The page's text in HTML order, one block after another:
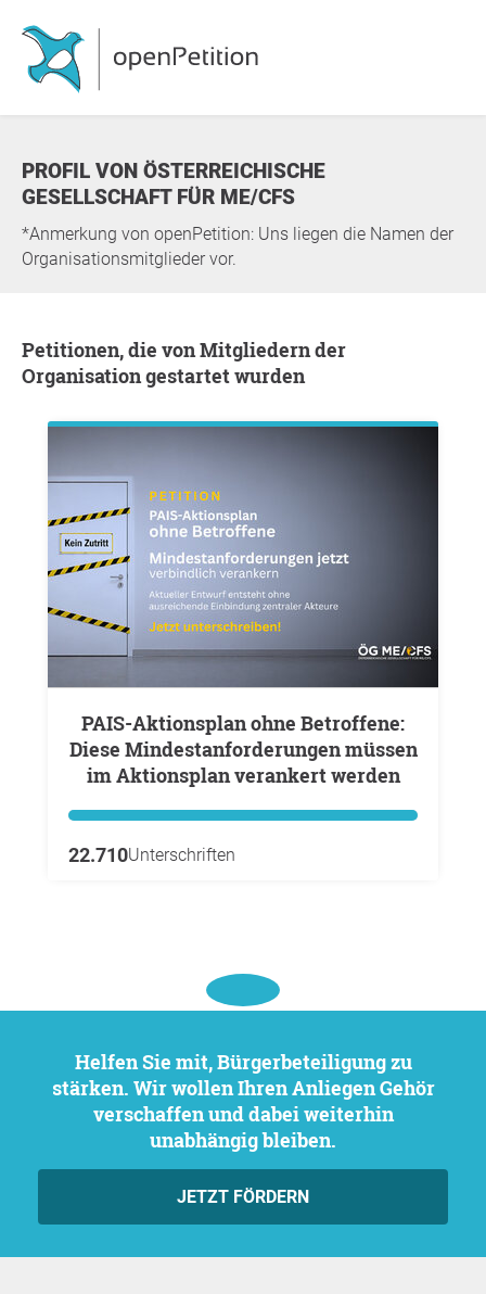
PROFIL VON ÖSTERREICHISCHE
GESELLSCHAFT FÜR ME/CFS
*Anmerkung von openPetition: Uns liegen die Namen der
Organisationsmitglieder vor.
Petitionen, die von Mitgliedern der
Organisation gestartet wurden
PAIS-Aktionsplan ohne Betroffene:
Diese Mindestanforderungen müssen
im Aktionsplan verankert werden
22.710Unterschriften
Helfen Sie mit, Bürgerbeteiligung zu
stärken. Wir wollen Ihren Anliegen Gehör
verschaffen und dabei weiterhin
unabhängig bleiben.
JETZT FÖRDERN